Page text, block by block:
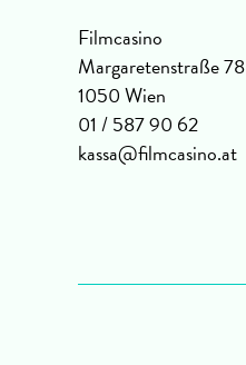
Filmcasino
Margaretenstraße 78
1050 Wien
01 / 587 90 62
kassa@filmcasino.at